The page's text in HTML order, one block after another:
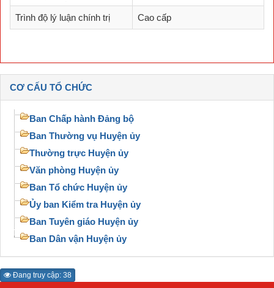
Trình độ lý luận chính trị Cao cấp
CƠ CẤU TỔ CHỨC
Ban Chấp hành Đảng bộ
Ban Thường vụ Huyện ủy
Thường trực Huyện ủy
Văn phòng Huyện ủy
Ban Tổ chức Huyện ủy
Ủy ban Kiểm tra Huyện ủy
Ban Tuyên giáo Huyện ủy
Ban Dân vận Huyện ủy
Đang truy cập: 38